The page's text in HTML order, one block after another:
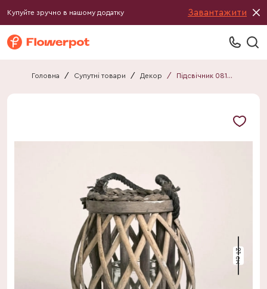
Купуйте зручно в нашому додатку Завантажити
Головна / Супутні товари / Декор / Підсвічник 081321290517
21 см